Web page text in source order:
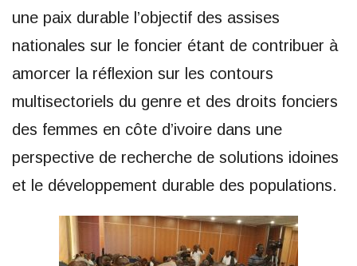
une paix durable l’objectif des assises
nationales sur le foncier étant de contribuer à
amorcer la réflexion sur les contours
multisectoriels du genre et des droits fonciers
des femmes en côte d’ivoire dans une
perspective de recherche de solutions idoines
et le développement durable des populations.